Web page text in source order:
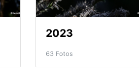
2023
63 Fotos